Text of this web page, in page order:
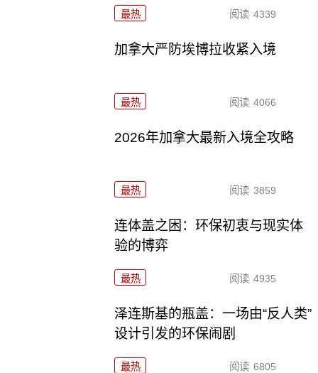
最热 阅读 4339
加拿大严防埃博拉收紧入境
最热 阅读 4066
2026年加拿大最新入境全攻略
最热 阅读 3859
连体盖之困：环保初衷与现实体
验的博弈
最热 阅读 4935
泽连斯基的瓶盖：一场由“反人类”
设计引发的环保闹剧
最热 阅读 6805